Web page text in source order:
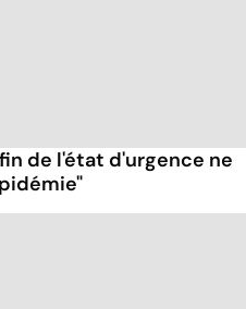
de l'état d'urgence ne